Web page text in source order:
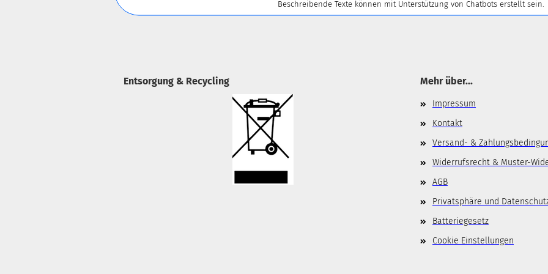
Beschreibende Texte können mit Unterstützung von Chatbots erstellt sein.
Entsorgung & Recycling Mehr über...
Impressum
Kontakt
Versand- &
Widerrufsrecht & Muster-
AGB
Privatsphäre und
Batteriegesetz
Cookie Einstellungen